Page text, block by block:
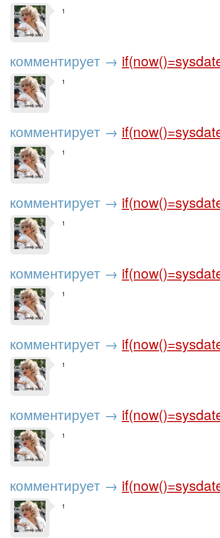
1
комментирует →
1
комментирует →
1
комментирует →
1
комментирует →
1
комментирует →
1
комментирует →
1
комментирует →
1